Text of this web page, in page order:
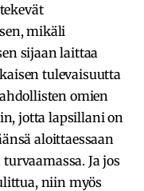
mikäli
sijaan laittaa
tulevaisuutta
omien
jotta lapsillani on
aloittaessaan
Ja jos
niin myös